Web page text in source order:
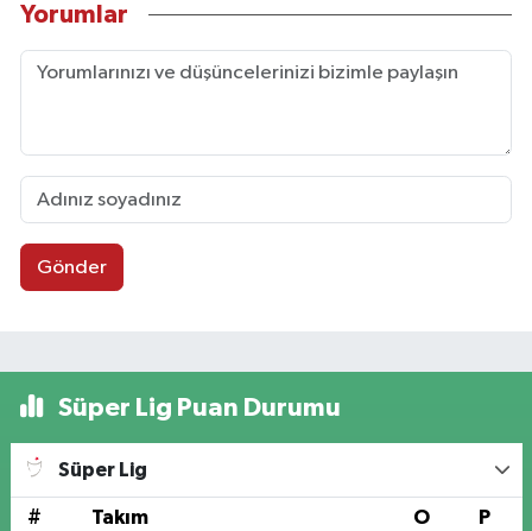
Yorumlar
Gönder
Süper Lig Puan Durumu
Süper Lig
# Takım O P